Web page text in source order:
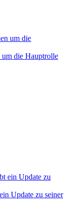
die Hauptrolle
Update zu seiner